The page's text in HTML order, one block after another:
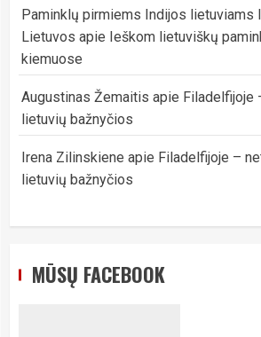
Paminklų pirmiems Indijos lietuviams
Lietuvos apie Ieškom lietuviškų
kiemuose
Augustinas Žemaitis apie Filadelfijoje
lietuvių bažnyčios
Irena Zilinskiene apie Filadelfijoje –
lietuvių bažnyčios
MŪSŲ FACEBOOK